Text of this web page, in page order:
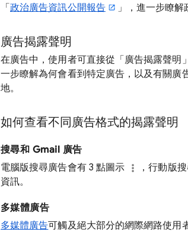
「政治廣告資訊公開報告 」，進一步瞭解
廣告揭露聲明
在廣告中，使用者可直接從「廣告揭露聲明
一步瞭解為何會看到特定廣告，以及有關廣
地。
如何查看不同廣告格式的揭露聲明
搜尋和 Gmail 廣告
電腦版搜尋廣告會有 3 點圖示
，行動版
資訊。
多媒體廣告
多媒體廣告可觸及絕大部分的網際網路使用